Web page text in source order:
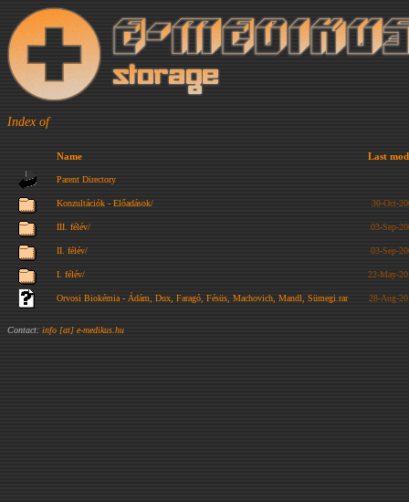
Index of
Name Last
Parent Directory
Konzultációk - Előadások/ 30-Oct-
III. félév/ 03-Sep-
II. félév/ 03-Sep-
I. félév/ 22-May-
Orvosi Biokémia - Ádám, Dux, Faragó, Fésüs, Machovich, Mandl, Sümegi.rar 28-Aug-
Contact: info [at] e-medikus.hu